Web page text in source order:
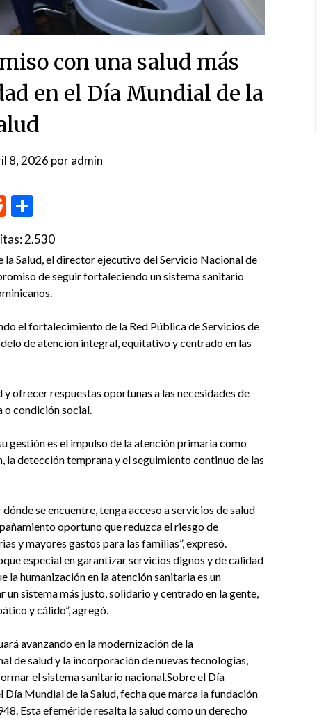
con una salud más
en el Día Mundial de la
8, 2026 poradmin
Reddit
2.530
Salud, el director ejecutivo del Servicio Nacional de
de seguir fortaleciendo un sistema sanitario
el fortalecimiento de la Red Pública de Servicios de
de atención integral, equitativo y centrado en las
ofrecer respuestas oportunas a las necesidades de
o condición social.
gestión es el impulso de la atención primaria como
la detección temprana y el seguimiento continuo de las
se encuentre, tenga acceso a servicios de salud
oportuno que reduzca el riesgo de
y mayores gastos para las familias”, expresó.
especial en garantizar servicios dignos y de calidad
la humanización en la atención sanitaria es un
sistema más justo, solidario y centrado en la gente,
y cálido”, agregó.
avanzando en la modernización de la
de salud y la incorporación de nuevas tecnologías,
el sistema sanitario nacional.Sobre el Día
Mundial de la Salud, fecha que marca la fundación
Esta efeméride resalta la salud como un derecho